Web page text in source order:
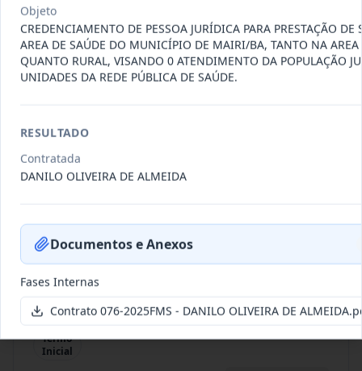
Termo
Inicial
Situação : Encerrado Data :04/08/2026 Ver detalhes
010-
2023
Termo
Constitui o objeto do presente
Situação: Encerrado Data:03/08/2026 Ver detalhes
2023
Termo
Inicial
prestação de serviços de...
Objeto
CREDENCIAMENTO DE PESSOA JURÍDICA PARA PRESTAÇÃO DE
AREA DE SAÚDE DO MUNICÍPIO DE MAIRI/BA, TANTO NA
QUANTO RURAL, VISANDO 0 ATENDIMENTO DA POPULAÇÃO
UNIDADES DA REDE PÚBLICA DE SAÚDE.
RESULTADO
Contratada
DANILO OLIVEIRA DE ALMEIDA
Documentos e Anexos
Fases Internas
Contrato 076-2025FMS - DANILO OLIVEIRA DE